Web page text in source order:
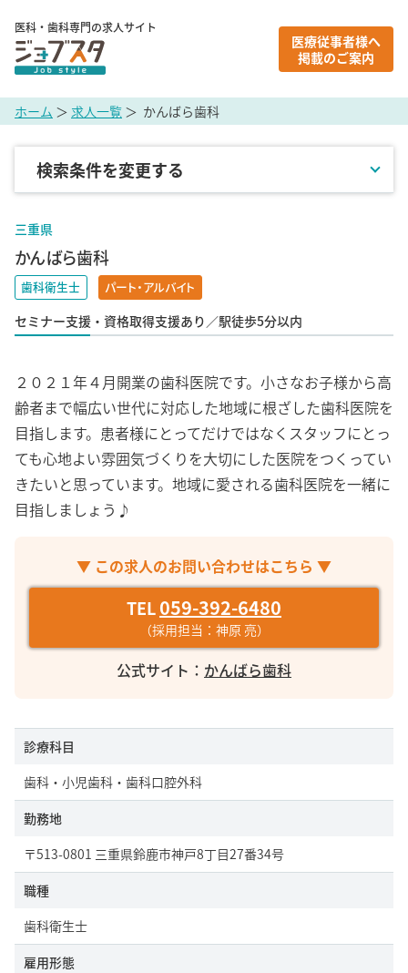
医科・歯科専門の求人サイト
医療従事者様へ
掲載のご案内
ホーム ＞ 求人一覧 ＞ かんばら歯科
三重県
かんばら歯科
歯科衛生士 パート・アルバイト
セミナー支援・資格取得支援あり／駅徒歩5分以内
２０２１年４月開業の歯科医院です。小さなお子様から高
齢者まで幅広い世代に対応した地域に根ざした歯科医院を
目指します。患者様にとってだけではなくスタッフにとっ
ても心地よい雰囲気づくりを大切にした医院をつくってい
きたいと思っています。地域に愛される歯科医院を一緒に
目指しましょう♪
▼ この求人のお問い合わせはこちら ▼
TEL059-392-6480
（採用担当：神原 亮）
公式サイト： かんばら歯科
診療科目
歯科・小児歯科・歯科口腔外科
勤務地
〒513-0801 三重県鈴鹿市神戸8丁目27番34号
職種
歯科衛生士
雇用形態
検索条件を変更する
雇用形態
こだわり条件
オープニングスタッフ
ブランクOK
未経験OK
ボーナス・賞与あり
残業月10時間以下
40代以上活躍中
産休・育休取得実績あり
セミナー支援・資格取得支援あり
駅徒歩5分以内